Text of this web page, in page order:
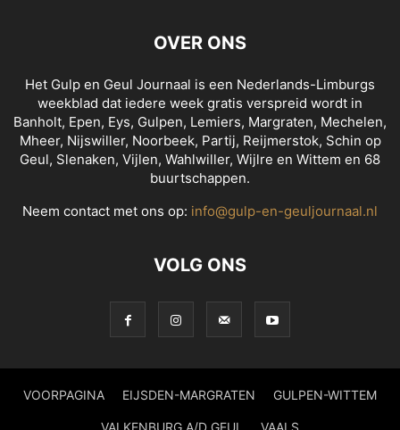
OVER ONS
Het Gulp en Geul Journaal is een Nederlands-Limburgs
weekblad dat iedere week gratis verspreid wordt in
Banholt, Epen, Eys, Gulpen, Lemiers, Margraten, Mechelen,
Mheer, Nijswiller, Noorbeek, Partij, Reijmerstok, Schin op
Geul, Slenaken, Vijlen, Wahlwiller, Wijlre en Wittem en 68
buurtschappen.
Neem contact met ons op: info@gulp-en-geuljournaal.nl
VOLG ONS
VOORPAGINA EIJSDEN-MARGRATEN GULPEN-WITTEM
VALKENBURG A/D GEUL VAALS